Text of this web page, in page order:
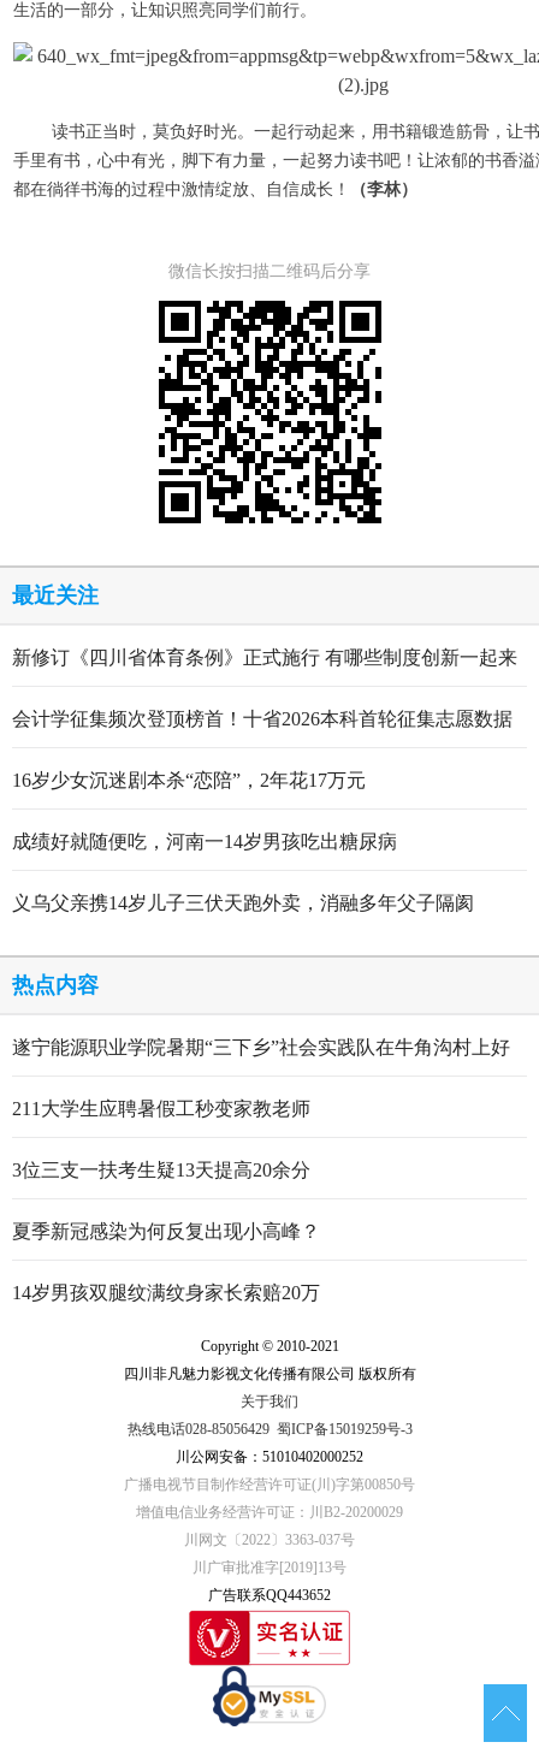
生活的一部分，让知识照亮同学们前行。
读书正当时，莫负好时光。一起行动起来，用书籍锻造筋骨，让
手里有书，心中有光，脚下有力量，一起努力读书吧！让浓郁的书香
都在徜徉书海的过程中激情绽放、自信成长！
（李林）
微信长按扫描二维码后分享
最近关注
新修订《四川省体育条例》正式施行 有哪些制度创新一起来
会计学征集频次登顶榜首！十省2026本科首轮征集志愿数据
16岁少女沉迷剧本杀“恋陪”，2年花17万元
成绩好就随便吃，河南一14岁男孩吃出糖尿病
义乌父亲携14岁儿子三伏天跑外卖，消融多年父子隔阂
热点内容
遂宁能源职业学院暑期“三下乡”社会实践队在牛角沟村上好
211大学生应聘暑假工秒变家教老师
3位三支一扶考生疑13天提高20余分
夏季新冠感染为何反复出现小高峰？
14岁男孩双腿纹满纹身家长索赔20万
Copyright © 2010-2021
四川非凡魅力影视文化传播有限公司 版权所有
关于我们
热线电话028-85056429 蜀ICP备15019259号-3
川公网安备：51010402000252
广播电视节目制作经营许可证(川)字第00850号
增值电信业务经营许可证：川B2-20200029
川网文〔2022〕3363-037号
川广审批准字[2019]13号
广告联系QQ443652